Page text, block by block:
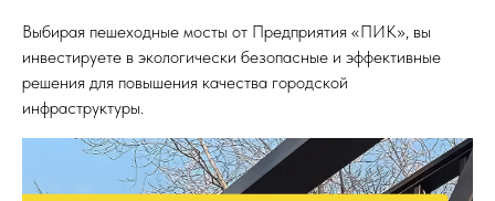
Выбирая пешеходные мосты от Предприятия «ПИК», вы
инвестируете в экологически безопасные и эффективные
решения для повышения качества городской
инфраструктуры.